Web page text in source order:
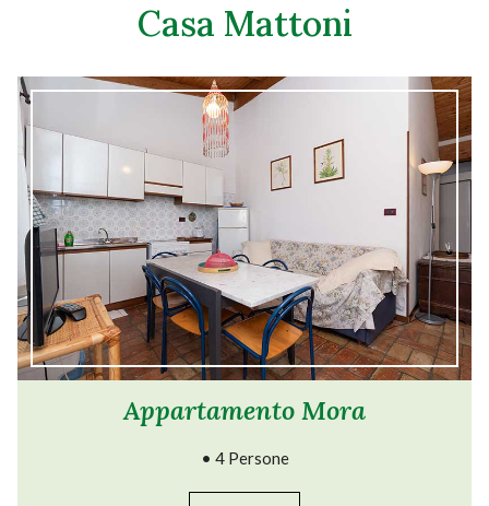
Casa Mattoni
Appartamento Mora
• 4 Persone